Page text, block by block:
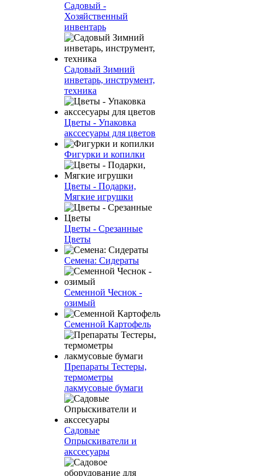
Садовый -
Хозяйственный
инвентарь
Садовый Зимний
инветарь, инструмент,
техника
Цветы - Упаковка
акссесуары для цветов
Фигурки и копилки
Цветы - Подарки,
Мягкие игрушки
Цветы - Срезанные
Цветы
Семена: Сидераты
Семенной Чеснок -
озимый
Семенной Картофель
Препараты Тестеры,
термометры
лакмусовые бумаги
Садовые
Опрыскиватели и
акссесуары